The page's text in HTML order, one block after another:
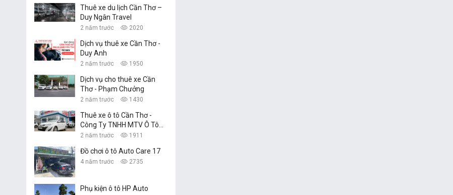
Thuê xe du lịch Cần Thơ –
Duy Ngân Travel
2 năm trước 2020
Dịch vụ thuê xe Cần Thơ -
Duy Anh
2 năm trước 1950
Dịch vụ cho thuê xe Cần
Thơ - Phạm Chưởng
2 năm trước 1430
Thuê xe ô tô Cần Thơ -
Công Ty TNHH MTV Ô Tô
Trường Dũng
2 năm trước 1911
Đồ chơi ô tô Auto Care 17
4 năm trước 2735
Phụ kiện ô tô HP Auto